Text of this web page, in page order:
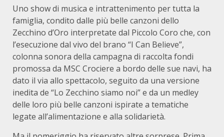
Uno show di musica e intrattenimento per tutta la
famiglia, condito dalle più belle canzoni dello
Zecchino d’Oro interpretate dal Piccolo Coro che, con
l’esecuzione dal vivo del brano “I Can Believe”,
colonna sonora della campagna di raccolta fondi
promossa da MSC Crociere a bordo delle sue navi, ha
dato il via allo spettacolo, seguito da una versione
inedita de “Lo Zecchino siamo noi” e da un medley
delle loro più belle canzoni ispirate a tematiche
legate all’alimentazione e alla solidarietà.